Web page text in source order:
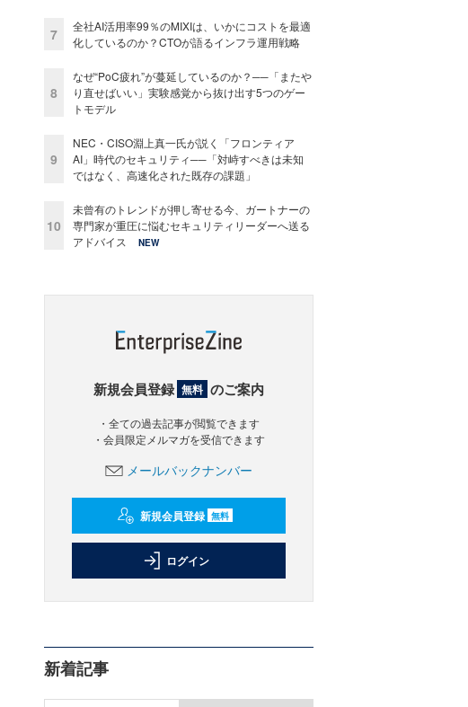
7
全社AI活用率99％のMIXIは、いかにコストを最適
化しているのか？CTOが語るインフラ運用戦略
8
なぜ“PoC疲れ”が蔓延しているのか？──「またや
り直せばいい」実験感覚から抜け出す5つのゲー
トモデル
9
NEC・CISO淵上真一氏が説く「フロンティア
AI」時代のセキュリティ──「対峙すべきは未知
ではなく、高速化された既存の課題」
10
未曾有のトレンドが押し寄せる今、ガートナーの
専門家が重圧に悩むセキュリティリーダーへ送る
アドバイス
NEW
新規会員登録 無料 のご案内
・全ての過去記事が閲覧できます
・会員限定メルマガを受信できます
メールバックナンバー
新規会員登録 無料
ログイン
新着記事